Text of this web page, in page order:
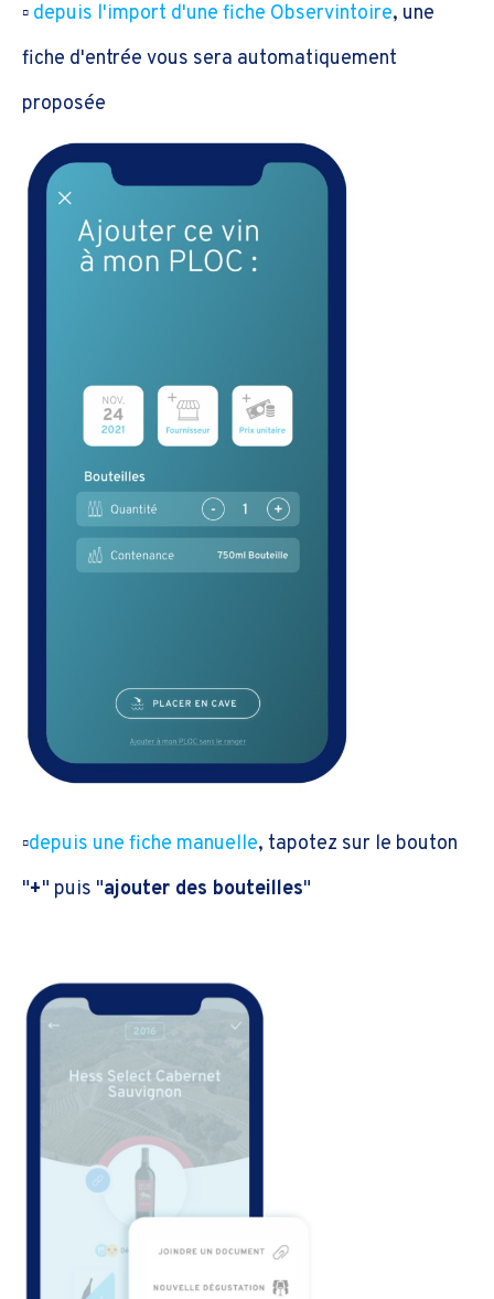
▫️ depuis l'import d'une fiche Observintoire, une
fiche d'entrée vous sera automatiquement
proposée
▫️depuis une fiche manuelle, tapotez sur le bouton
"+" puis "ajouter des bouteilles"